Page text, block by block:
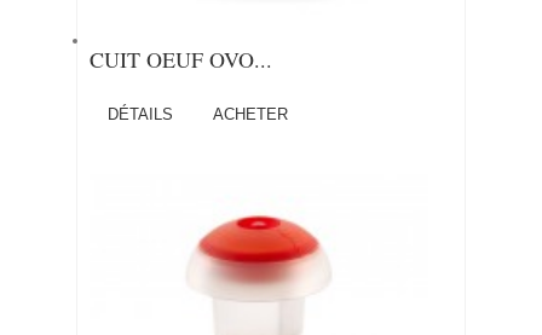
CUIT OEUF OVO...
DÉTAILS ACHETER